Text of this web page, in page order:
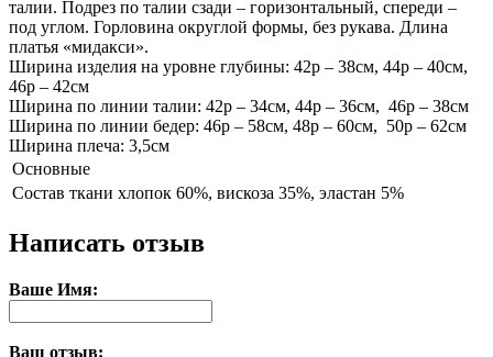
талии. Подрез по талии сзади – горизонтальный, спереди –
под углом. Горловина округлой формы, без рукава. Длина
платья «мидакси».
Ширина изделия на уровне глубины: 42р – 38см, 44р – 40см,
46р – 42см
Ширина по линии талии: 42р – 34см, 44р – 36см, 46р – 38см
Ширина по линии бедер: 46р – 58см, 48р – 60см, 50р – 62см
Ширина плеча: 3,5см
Основные
Состав ткани хлопок 60%, вискоза 35%, эластан 5%
Написать отзыв
Ваше Имя:
Ваш отзыв: